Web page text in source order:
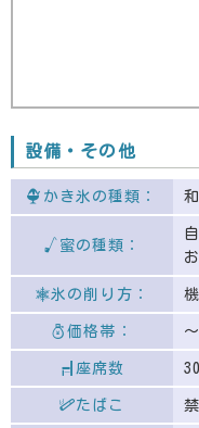
設備・その他
かき氷の種類：
蜜の種類：
氷の削り方：
価格帯：
座席数
たばこ